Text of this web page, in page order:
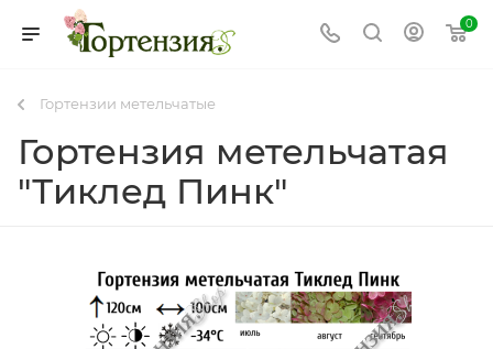
0
Гортензии метельчатые
Гортензия метельчатая
"Тиклед Пинк"